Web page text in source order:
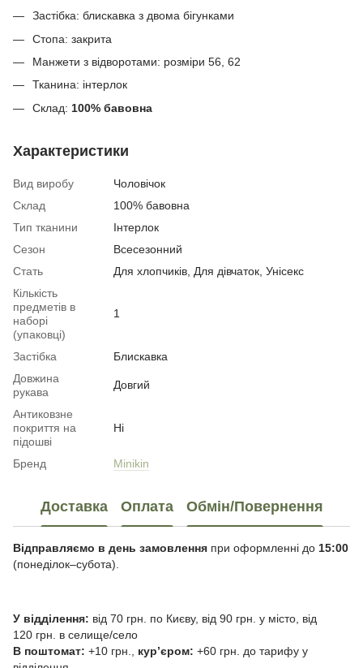
Застібка: блискавка з двома бігунками
Стопа: закрита
Манжети з відворотами: розміри 56, 62
Тканина: інтерлок
Склад: 100% бавовна
Характеристики
Вид виробу
Чоловічок
Склад
100% бавовна
Тип тканини
Інтерлок
Сезон
Всесезонний
Стать
Для хлопчиків, Для дівчаток, Унісекс
Кількість
предметів в
наборі
(упаковці)
1
Застібка
Блискавка
Довжина
рукава
Довгий
Антиковзне
покриття на
підошві
Ні
Бренд Minikin
Доставка Оплата Обмін/Повернення
Відправляємо в день замовлення при оформленні до 15:00
(понеділок–субота).
У відділення: від 70 грн. по Києву, від 90 грн. у місто, від
120 грн. в селище/село
В поштомат: +10 грн., курʼєром: +60 грн. до тарифу у